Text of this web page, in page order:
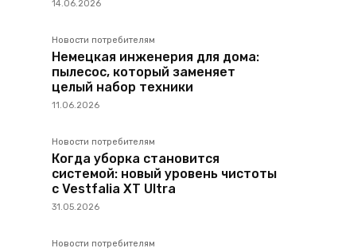
14.06.2026
Новости потребителям
Немецкая инженерия для дома:
пылесос, который заменяет
целый набор техники
11.06.2026
Новости потребителям
Когда уборка становится
системой: новый уровень чистоты
с Vestfalia XT Ultra
31.05.2026
Новости потребителям